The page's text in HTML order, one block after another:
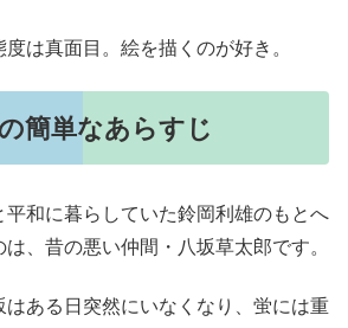
は真面目。絵を描くのが好き。
簡単なあらすじ
平和に暮らしていた鈴岡利雄のもとへ
、昔の悪い仲間・八坂草太郎です。
はある日突然にいなくなり、蛍には重